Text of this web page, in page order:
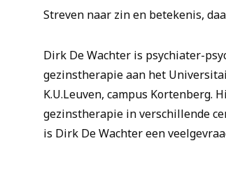
Streven naar zin en betekenis,
Dirk De Wachter is psychiater-
gezinstherapie aan het
K.U.Leuven, campus Kortenberg.
gezinstherapie in verschillende
is Dirk De Wachter een